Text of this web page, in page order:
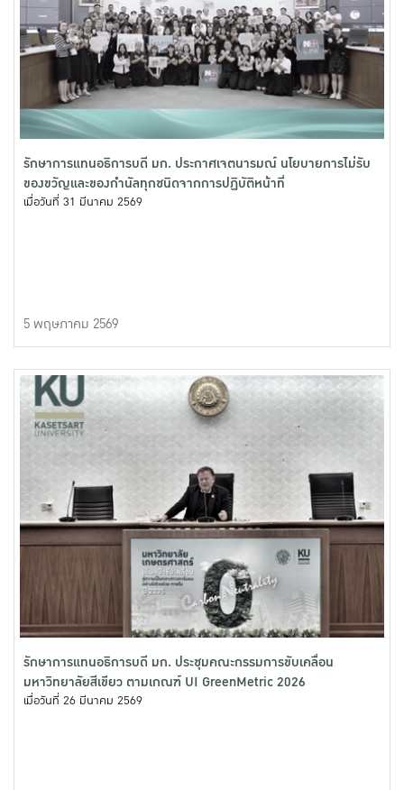
รักษาการแทนอธิการบดี มก. ประกาศเจตนารมณ์ นโยบายการไม่รับ
ของขวัญและของกำนัลทุกชนิดจากการปฏิบัติหน้าที่
เมื่อวันที่ 31 มีนาคม 2569
5 พฤษภาคม 2569
รักษาการแทนอธิการบดี มก. ประชุมคณะกรรมการขับเคลื่อน
มหาวิทยาลัยสีเขียว ตามเกณฑ์ UI GreenMetric 2026
เมื่อวันที่ 26 มีนาคม 2569